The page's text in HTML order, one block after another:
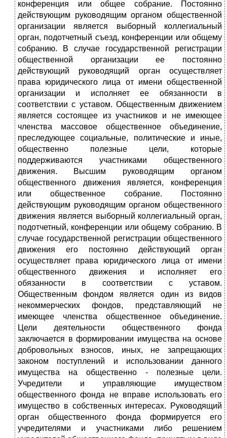
конференция или общее собрание. Постоянно
действующим руководящим органом общественной
организации является выборный коллегиальный
орган, подотчетный съезд, конференции или общему
собранию. В случае государственной регистрации
общественной организации ее постоянно
действующий руководящий орган осуществляет
права юридического лица от имени общественной
организации и исполняет ее обязанности в
соответствии с уставом. Общественным движением
является состоящее из участников и не имеющее
членства массовое общественное объединение,
преследующее социальные, политические и иные,
общественно полезные цели, которые
поддерживаются участниками общественного
движения. Высшим руководящим органом
общественного движения является, конференция
или общественное собрание. Постоянно
действующим руководящим органом общественного
движения является выборный коллегиальный орган,
подотчетный, конференции или общему собранию. В
случае государственной регистрации общественного
движения его постоянно действующий орган
осуществляет права юридического лица от имени
общественного движения и исполняет его
обязанности в соответствии с уставом.
Общественным фондом является один из видов
некоммерческих фондов, представляющий не
имеющее членства общественное объединение.
Цели деятельности общественного фонда
заключается в формировании имущества на основе
добровольных взносов, иных, не запрещающих
законом поступлений и использовании данного
имущества на общественно - полезные цели.
Учредители и управляющие имуществом
общественного фонда не вправе использовать его
имущество в собственных интересах. Руководящий
орган общественного фонда формируется его
учредителями и участниками либо решением